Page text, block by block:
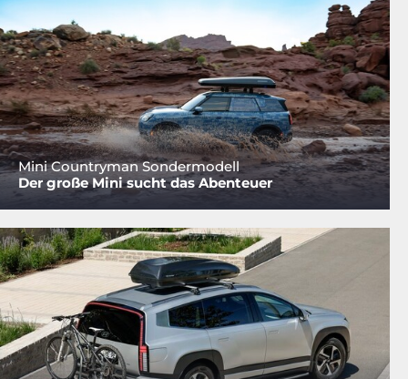
Mini Countryman Sondermodell
Der große Mini sucht das Abenteuer